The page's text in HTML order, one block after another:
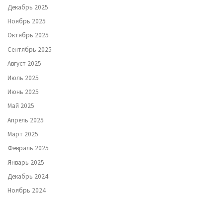
Декабрь 2025
Ноябрь 2025
Октябрь 2025
Сентябрь 2025
Август 2025
Июль 2025
Июнь 2025
Май 2025
Апрель 2025
Март 2025
Февраль 2025
Январь 2025
Декабрь 2024
Ноябрь 2024